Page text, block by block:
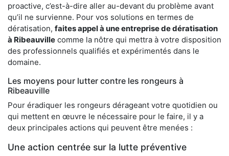
proactive, c’est-à-dire aller au-devant du problème avant
qu’il ne survienne. Pour vos solutions en termes de
dératisation, faites appel à une entreprise de dératisation
à Ribeauville comme la nôtre qui mettra à votre disposition
des professionnels qualifiés et expérimentés dans le
domaine.
Les moyens pour lutter contre les rongeurs à
Ribeauville
Pour éradiquer les rongeurs dérageant votre quotidien ou
qui mettent en œuvre le nécessaire pour le faire, il y a
deux principales actions qui peuvent être menées :
Une action centrée sur la lutte préventive